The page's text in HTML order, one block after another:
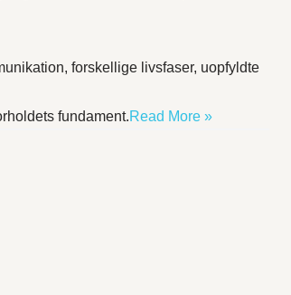
forskellige livsfaser, uopfyldte
fundament.Read More »